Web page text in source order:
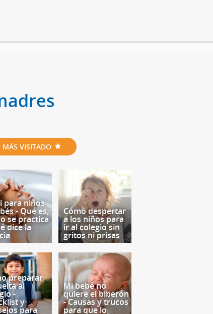
MÁS VISITADO
para niños
- Qué es,
se practica
dice la
Cómo despertar
a los niños para
ir al colegio sin
gritos ni prisas
preparar
al
-
y
para
Mi bebé no
quiere el biberón
- Causas y trucos
para que lo